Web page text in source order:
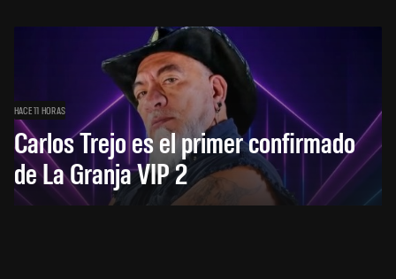
HACE 11 HORAS
Carlos Trejo es el primer confirmado
de La Granja VIP 2